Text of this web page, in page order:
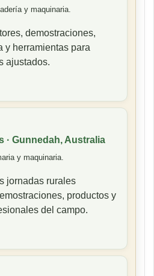
y maquinaria.
demostraciones,
y herramientas para
ajustados.
· Gunnedah, Australia
y maquinaria.
jornadas rurales
productos y
del campo.